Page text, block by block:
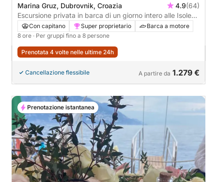
Marina Gruz, Dubrovnik, Croazia 4.9(64)
Escursione privata in barca di un giorno intero alle Isole
Elafiti da Dubrovnik
Con capitano Super proprietario
Barca a motore
8 ore · Per gruppi fino a 8 persone
Prenotata 4 volte nelle ultime 24h
Cancellazione flessibile A partire da 1.279 €
Prenotazione istantanea